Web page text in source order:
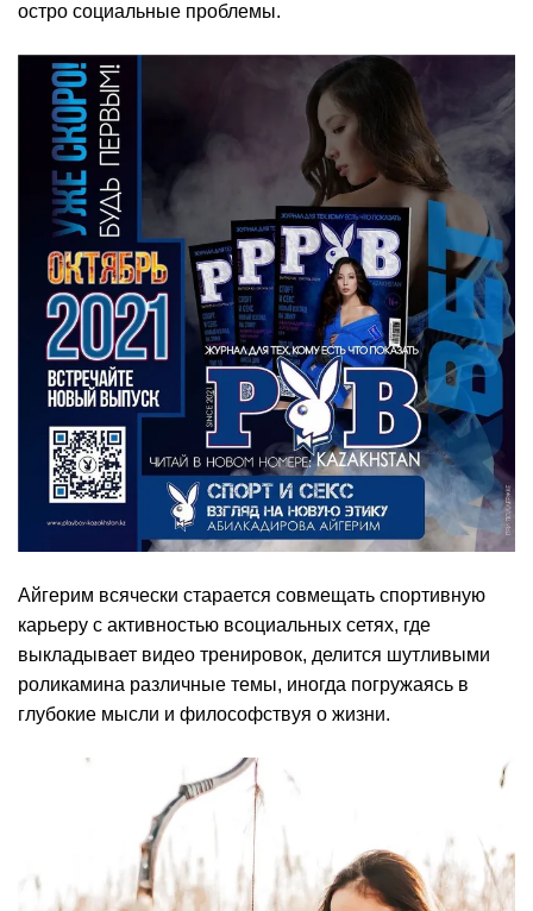
остро социальные проблемы.
Айгерим всячески старается совмещать спортивную
карьеру с активностью всоциальных сетях, где
выкладывает видео тренировок, делится шутливыми
роликамина различные темы, иногда погружаясь в
глубокие мысли и философствуя о жизни.